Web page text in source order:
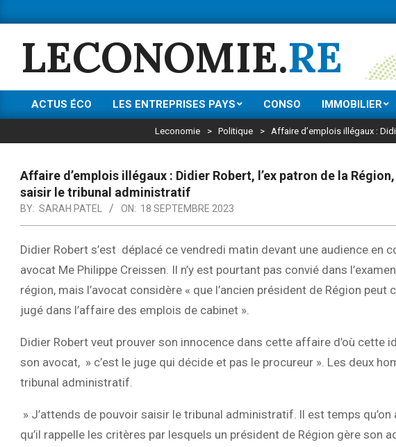
to
contentLECONOMIE.RE
Primary
Menu
ACTUS ÉCO LES ENTREPRISES PAYS CONSO IMMOBILIER
Leconomie > Politique > Affaire d’emplois illégaux :
Affaire d’emplois illégaux : Didier Robert, l’ex patron de la
saisir le tribunal administratif
BY: SARAH PATEL ON: 18 SEPTEMBRE 2023
Didier Robert s’est déplacé ce vendredi matin devant une audience en
avocat Me Philippe Creissen. Il n’y est pourtant pas convié dans
région, mais l’avocat considère « que l’ancien président de Région
jugé dans l’affaire des emplois de cabinet ».
Didier Robert veut prouver son innocence dans cette affaire d’où cette
son avocat, » c’est le juge qui décide et pas le procureur ». Les deux
tribunal administratif.
» J’attends de pouvoir saisir le tribunal administratif. ll est temps
qu’il rappelle les critères par lesquels un président de Région gère son